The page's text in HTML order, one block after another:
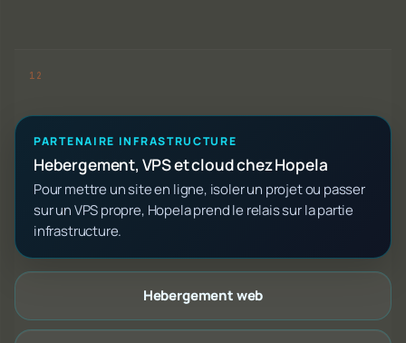
PARTENAIRE INFRASTRUCTURE
Hebergement, VPS et cloud chez Hopela
Pour mettre un site en ligne, isoler un projet ou passer
sur un VPS propre, Hopela prend le relais sur la partie
infrastructure.
Hebergement web